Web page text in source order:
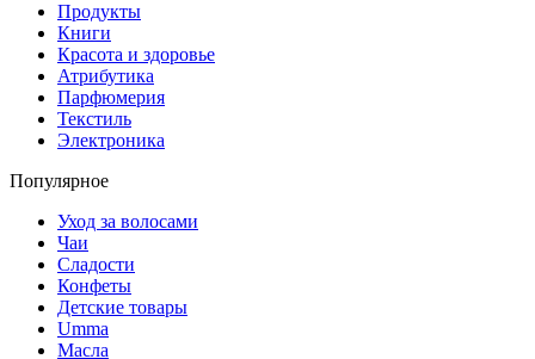
Продукты
Книги
Красота и здоровье
Атрибутика
Парфюмерия
Текстиль
Электроника
Популярное
Уход за волосами
Чаи
Сладости
Конфеты
Детские товары
Umma
Масла